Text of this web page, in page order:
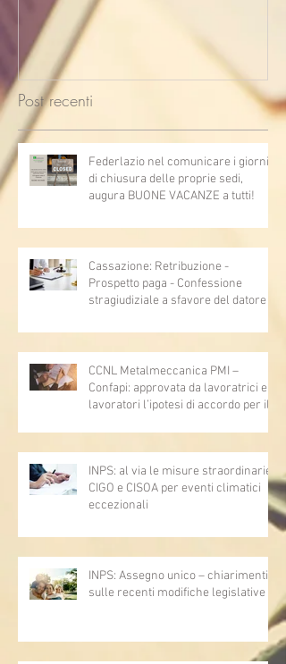
Post recenti
Federlazio nel comunicare i giorni
di chiusura delle proprie sedi,
augura BUONE VACANZE a tutti!
Cassazione: Retribuzione -
Prospetto paga - Confessione
stragiudiziale a sfavore del datore di
articoli 1362, 2697, 2730, 2732, 2734
e 2735)
CCNL Metalmeccanica PMI –
Confapi: approvata da lavoratrici e
lavoratori l’ipotesi di accordo per il
INPS: al via le misure straordinarie
CIGO e CISOA per eventi climatici
eccezionali
INPS: Assegno unico – chiarimenti
sulle recenti modifiche legislative